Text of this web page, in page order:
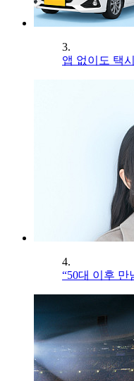
3.
앱 없이도 택
4.
“50대 이후 만